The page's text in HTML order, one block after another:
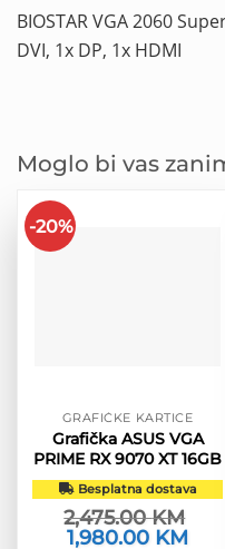
BIOSTAR VGA 2060
DVI, 1x DP, 1x HDMI
Moglo bi vas
-20%
GRAFIČKE KARTICE
Grafička ASUS VGA
PRIME RX 9070 XT 16GB
Besplatna dostava
2,475.00KM
Izvorna
1,980.00 KM